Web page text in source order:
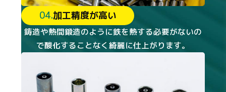
04.加工精度が高い
鋳造や熱間鍛造のように鉄を熱する必要がないの
で酸化することなく綺麗に仕上がります。